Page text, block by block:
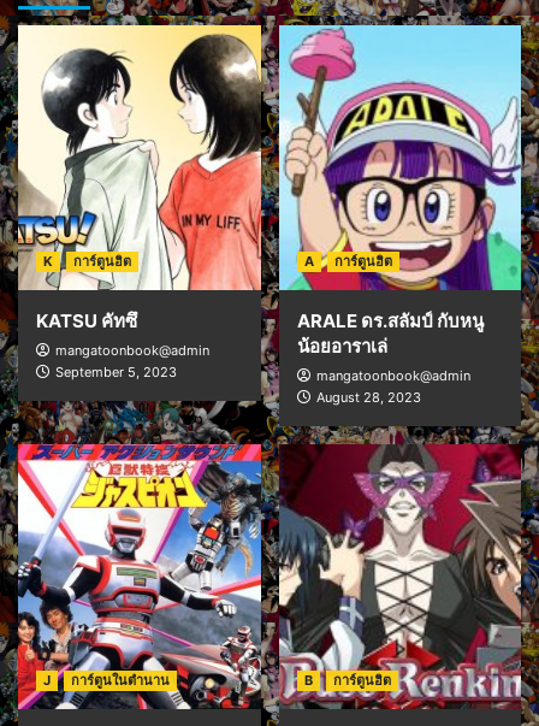
K การ์ตูนฮิต
KATSU คัทซึ
mangatoonbook@admin
September 5, 2023
A การ์ตูนฮิต
ARALE ดร.สลัมป์ กับหนู
น้อยอาราเล่
mangatoonbook@admin
August 28, 2023
J การ์ตูนในตำนาน B การ์ตูนฮิต